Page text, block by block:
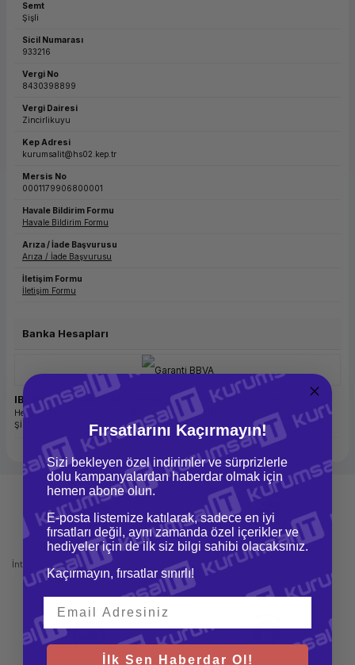
Semt
Şişli
Sicil Numarası
933216
Vergi No
8430398899
Vergi Dairesi
Zincirlikuyu
Kep Adresi
kurumsalit@hs02.kep.tr
Mersis No
0001179906800001
Havale Bildirim Formu
Havale Bildirim Formu
Arıza / İade Başvurusu
Arıza / İade Başvurusu
İletişim Formu
İletişim Formu
Banka Hesapları
IBAN Numarası: TR45 0006 2001 6710 0006 2910 27
Hesap Sahibi: KURUMSAL IT BİLİŞİM DANIŞMANLIK VE PAZARLAMA LİMİTED
ŞİRKETİ, Hesap Türü: TL
Mağazadan Teslimat
İnternetten sipariş et ve mağazadan
teslim al
İade ve Değişim
Kolay iade ve değişim imkanı
Fırsatlarını Kaçırmayın!
Sizi bekleyen özel indirimler ve sürprizlerle
dolu kampanyalardan haberdar olmak için
hemen abone olun.
E-posta listemize katılarak, sadece en iyi
fırsatları değil, aynı zamanda özel içerikler ve
hediyeler için de ilk siz bilgi sahibi olacaksınız.
Kaçırmayın, fırsatlar sınırlı!
İlk Sen Haberdar Ol!